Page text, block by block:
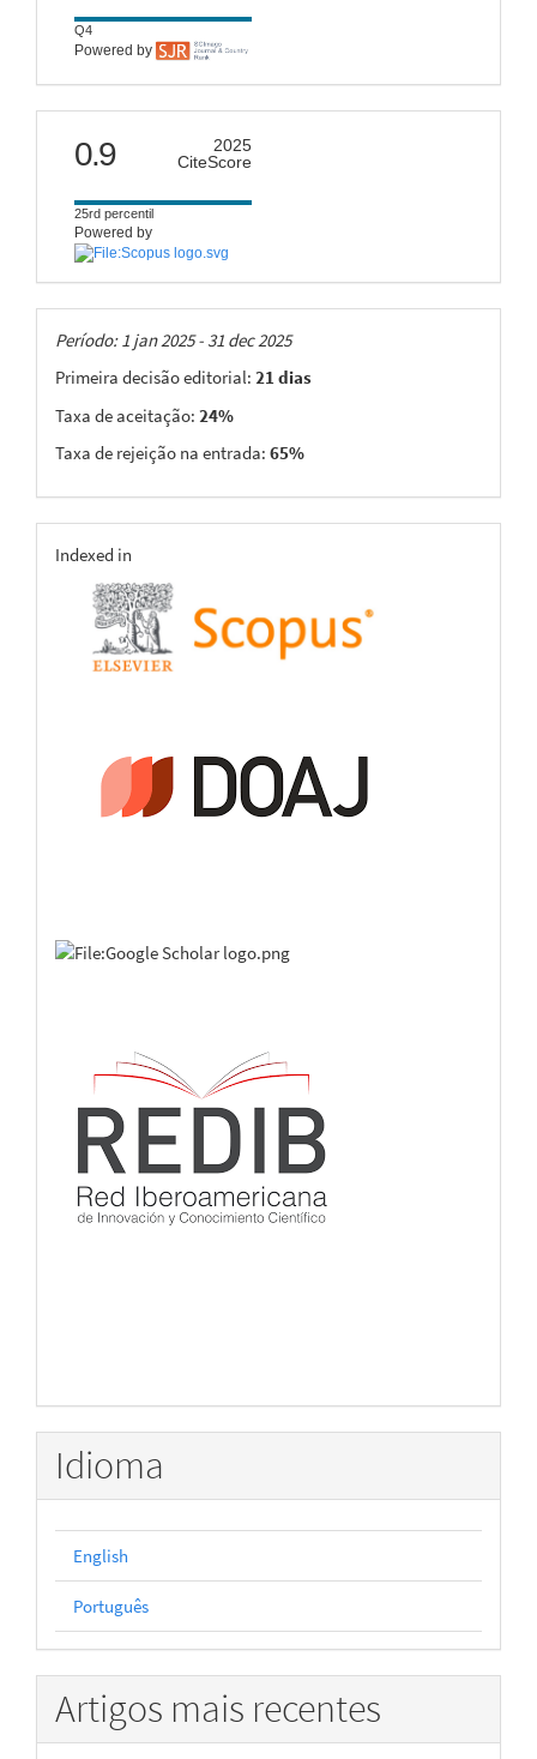
Q4
Powered by
citescore
0.9
2025
CiteScore
25rd percentil
Powered by
Taxas
Período: 1 jan 2025 - 31 dec 2025
Primeira decisão editorial: 21 dias
Taxa de aceitação: 24%
Taxa de rejeição na entrada: 65%
indexing
Indexed in
Idioma
English
Português
Artigos mais recentes